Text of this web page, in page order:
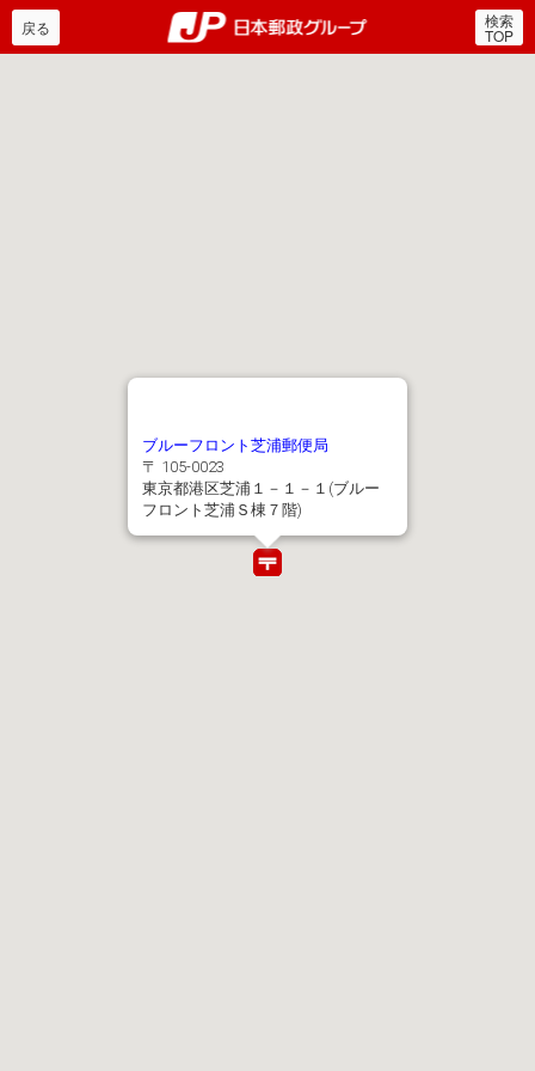
郵便局・日本郵政グルー
戻る 検索
TOP
ブルーフロント芝浦郵便局
〒 105-0023
東京都港区芝浦１－１－１(ブルー
フロント芝浦Ｓ棟７階)